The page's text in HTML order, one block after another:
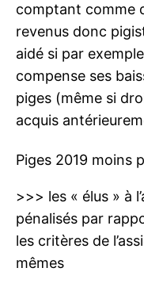
comptant comme
revenus donc
aidé si par exemple
compense ses
piges (même si
acquis
Piges 2019 moins
>>> les « élus » à
pénalisés par
les critères de
mêmes